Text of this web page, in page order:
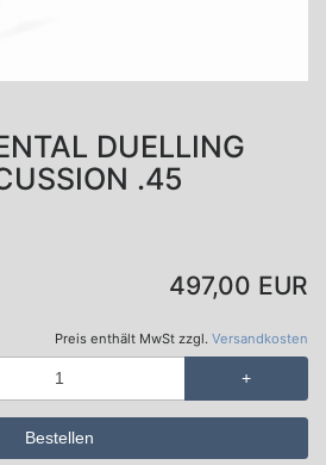
DUELLING
.45
497,00 EUR
Preis enthält MwSt zzgl. Versandkosten
+